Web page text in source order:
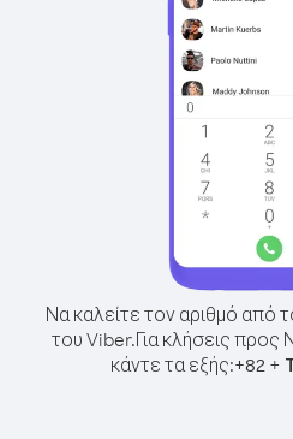
Να καλείτε τον αριθμό από
του Viber.Για κλήσεις
κάντε τα εξής:+82 +